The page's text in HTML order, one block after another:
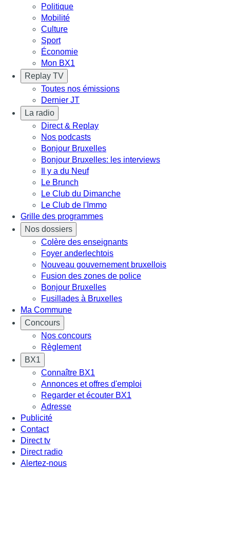
Politique
Mobilité
Culture
Sport
Économie
Mon BX1
Replay TV
Toutes nos émissions
Dernier JT
La radio
Direct & Replay
Nos podcasts
Bonjour Bruxelles
Bonjour Bruxelles: les interviews
Il y a du Neuf
Le Brunch
Le Club du Dimanche
Le Club de l'Immo
Grille des programmes
Nos dossiers
Colère des enseignants
Foyer anderlechtois
Nouveau gouvernement bruxellois
Fusion des zones de police
Bonjour Bruxelles
Fusillades à Bruxelles
Ma Commune
Concours
Nos concours
Règlement
BX1
Connaître BX1
Annonces et offres d'emploi
Regarder et écouter BX1
Adresse
Publicité
Contact
Direct tv
Direct radio
Alertez-nous